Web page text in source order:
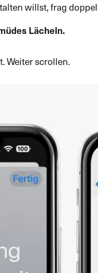
willst, frag
Lächeln.
Weiter scrollen.